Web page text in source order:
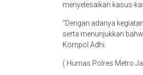
menyelesaikan kasus-
“Dengan adanya
serta menunjukkan
Kompol Adhi.
( Humas Polres Metro